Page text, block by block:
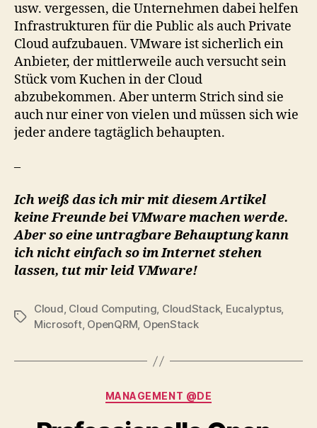
usw. vergessen, die Unternehmen dabei helfen
Infrastrukturen für die Public als auch Private
Cloud aufzubauen. VMware ist sicherlich ein
Anbieter, der mittlerweile auch versucht sein
Stück vom Kuchen in der Cloud
abzubekommen. Aber unterm Strich sind sie
auch nur einer von vielen und müssen sich wie
jeder andere tagtäglich behaupten.
–
Ich weiß das ich mir mit diesem Artikel
keine Freunde bei VMware machen werde.
Aber so eine untragbare Behauptung kann
ich nicht einfach so im Internet stehen
lassen, tut mir leid VMware!
Tags
Cloud, Cloud Computing, CloudStack, Eucalyptus,
Microsoft, OpenQRM, OpenStack
Categories
MANAGEMENT @DE